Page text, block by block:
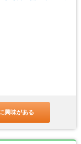
興味がある